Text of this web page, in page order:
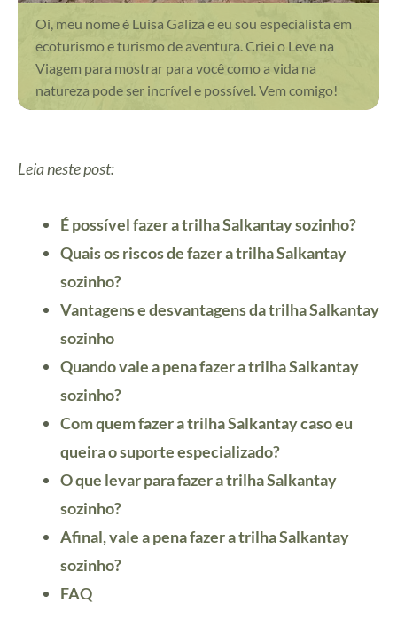
Oi, meu nome é Luisa Galiza e eu sou especialista em
ecoturismo e turismo de aventura. Criei o Leve na
Viagem para mostrar para você como a vida na
natureza pode ser incrível e possível. Vem comigo!
Leia neste post:
É possível fazer a trilha Salkantay sozinho?
Quais os riscos de fazer a trilha Salkantay
sozinho?
Vantagens e desvantagens da trilha Salkantay
sozinho
Quando vale a pena fazer a trilha Salkantay
sozinho?
Com quem fazer a trilha Salkantay caso eu
queira o suporte especializado?
O que levar para fazer a trilha Salkantay
sozinho?
Afinal, vale a pena fazer a trilha Salkantay
sozinho?
FAQ